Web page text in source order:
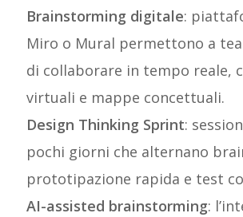
Brainstorming digitale:
Miro o Mural permettono a
di collaborare in tempo reale,
virtuali e mappe concettuali.
Design Thinking Sprint:
pochi giorni che alternano
prototipazione rapida e test
AI-assisted brainstorming: